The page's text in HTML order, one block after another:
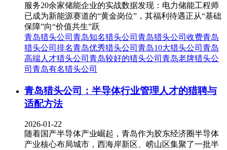
服务20余家储能企业的实战数据发现：电力储能工程师
已成为新能源赛道的“黄金岗位”，其福利待遇正从“基础
保障”向“价值共生”跃
青岛猎头公司 青岛知名猎头公司 青岛猎头公司收费青岛
猎头公司排名青岛优秀猎头公司 青岛10大猎头公司 青岛
高端人才猎头公司 青岛较好的猎头公司 青岛老牌猎头公
司 青岛有名猎头公司
青岛猎头公司：半导体行业管理人才的猎聘与
适配方法
2026-01-22
随着国产半导体产业崛起，青岛作为胶东经济圈半导体
产业核心布局城市，西海岸新区、崂山区集聚了一批半